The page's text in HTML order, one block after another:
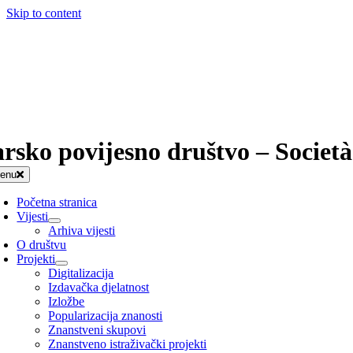
Skip to content
povijesno društvo –
Početna stranica
Vijesti
Arhiva vijesti
O društvu
Projekti
Digitalizacija
Izdavačka djelatnost
Izložbe
Popularizacija znanosti
Znanstveni skupovi
Znanstveno istraživački projekti